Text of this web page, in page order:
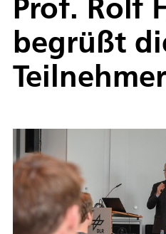
begrüßt
Teilnehmer